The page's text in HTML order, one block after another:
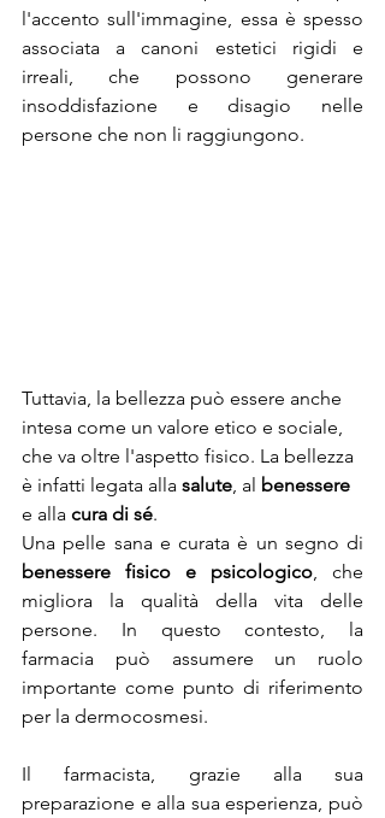
l'accento sull'immagine, essa è spesso
associata a canoni estetici rigidi e
irreali, che possono generare
insoddisfazione e disagio nelle
persone che non li raggiungono.
Tuttavia, la bellezza può essere anche
intesa come un valore etico e sociale,
che va oltre l'aspetto fisico. La bellezza
è infatti legata alla salute , al benessere
e alla cura di sé.
benessere fisico e psicologico , che
migliora la qualità della vita delle
persone. In questo contesto, la
farmacia può assumere un ruolo
importante come punto di riferimento
per la dermocosmesi.
Il farmacista, grazie alla sua
preparazione e alla sua esperienza, può